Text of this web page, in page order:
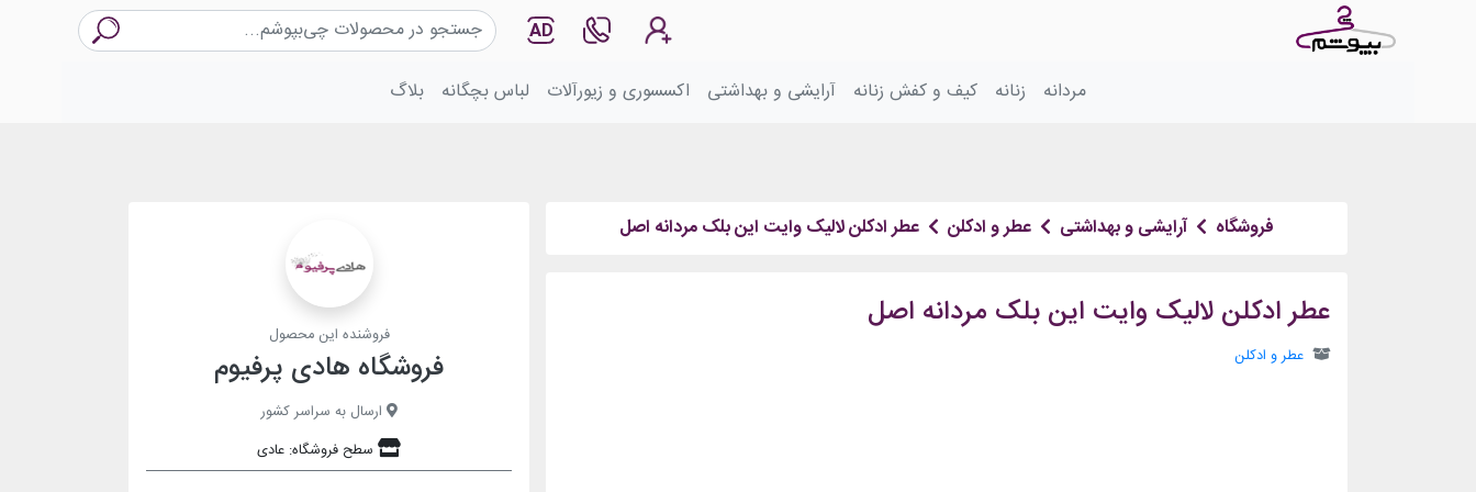
AD
مردانه زنانه کیف و کفش زنانه آرایشی و بهداشتی اکسسوری و زیورآلات لباس بچگانه بلاگ
فروشگاه آرایشی و بهداشتی عطر و ادکلن عطر ادکلن لالیک وایت این بلک مردانه اصل
عطر ادکلن لالیک وایت این بلک مردانه اصل
عطر و ادکلن
فروشنده این محصول
فروشگاه هادی پرفیوم
ارسال به سراسر کشور
سطح فروشگاه: عادی